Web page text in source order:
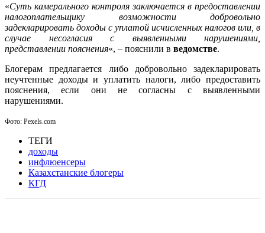
«Суть камерального контроля заключается в предоставлении
налогоплательщику возможности добровольно
задекларировать доходы с уплатой исчисленных налогов или, в
случае несогласия с выявленными нарушениями,
представлении пояснения«, – пояснили в ведомстве.
Блогерам предлагается либо добровольно задекларировать
неучтенные доходы и уплатить налоги, либо предоставить
пояснения, если они не согласны с выявленными
нарушениями.
Фото: Pexels.com
ТЕГИ
доходы
инфлюенсеры
Казахстанские блогеры
КГД